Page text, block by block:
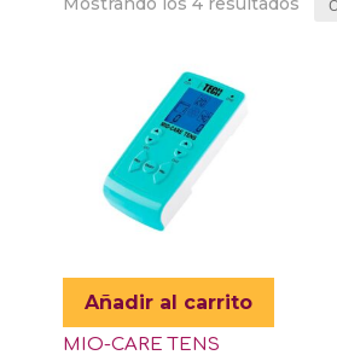
Añadir al carrito
MIO-CARE TENS